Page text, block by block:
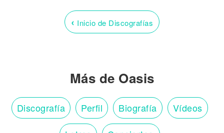
‹ Inicio de Discografías
Más de Oasis
Discografía Perfil Biografía Vídeos